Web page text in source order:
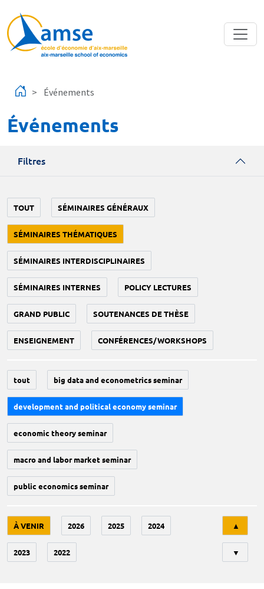
Événements
Événements
Filtres
TOUT SÉMINAIRES GÉNÉRAUX
SÉMINAIRES THÉMATIQUES
SÉMINAIRES INTERDISCIPLINAIRES
SÉMINAIRES INTERNES POLICY LECTURES
GRAND PUBLIC SOUTENANCES DE THÈSE
ENSEIGNEMENT CONFÉRENCES/WORKSHOPS
tout big data and econometrics seminar
development and political economy seminar
economic theory seminar
macro and labor market seminar
public economics seminar
À VENIR 2026 2025 2024
2023 2022
▲
▼